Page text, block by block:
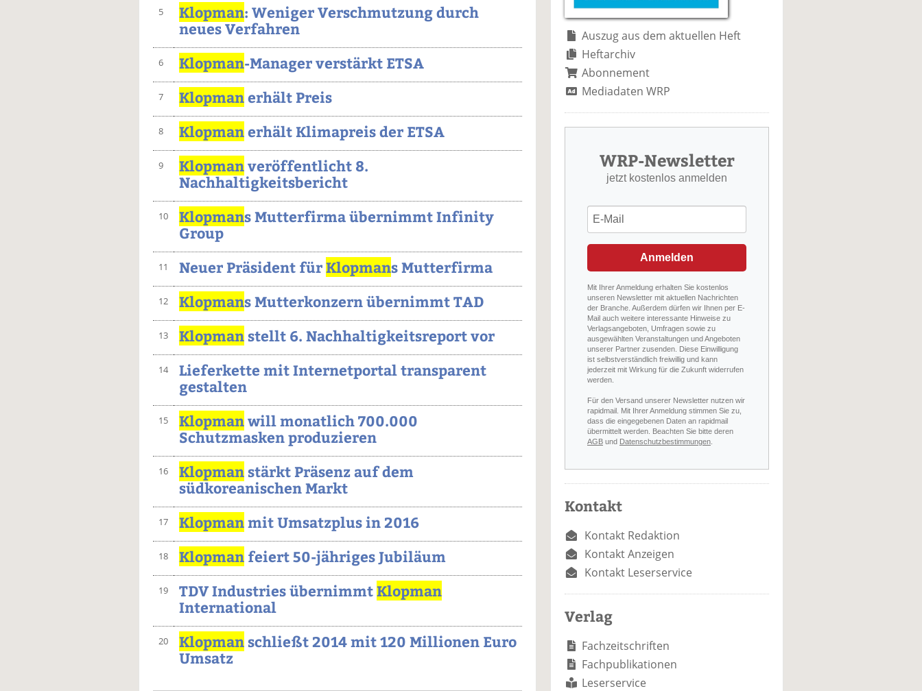
5 Klopman: Weniger Verschmutzung durch
neues Verfahren
6 Klopman-Manager verstärkt ETSA
7 Klopmanerhält Preis
8 Klopmanerhält Klimapreis der ETSA
9 Klopmanveröffentlicht 8.
Nachhaltigkeitsbericht
10 Klopmans Mutterfirma übernimmt Infinity
Group
11 Neuer Präsident fürKlopmans Mutterfirma
12 Klopmans Mutterkonzern übernimmt TAD
13 Klopmanstellt 6. Nachhaltigkeitsreport vor
14
Lieferkette mit Internetportal transparent
gestalten
15 Klopmanwill monatlich 700.000
Schutzmasken produzieren
16 Klopmanstärkt Präsenz auf dem
südkoreanischen Markt
17 Klopmanmit Umsatzplus in 2016
18 Klopman feiert 50-jähriges Jubiläum
19 TDV Industries übernimmtKlopman
International
20 Klopmanschließt 2014 mit 120 Millionen Euro
Umsatz
Auszug aus dem aktuellen Heft
Heftarchiv
Abonnement
Mediadaten WRP
WRP-Newsletter
jetzt kostenlos anmelden
Anmelden
Mit Ihrer Anmeldung erhalten Sie kostenlos
unseren Newsletter mit aktuellen Nachrichten
der Branche. Außerdem dürfen wir Ihnen per E-
Mail auch weitere interessante Hinweise zu
Verlagsangeboten, Umfragen sowie zu
ausgewählten Veranstaltungen und Angeboten
unserer Partner zusenden. Diese Einwilligung
ist selbstverständlich freiwillig und kann
jederzeit mit Wirkung für die Zukunft widerrufen
werden.
Für den Versand unserer Newsletter nutzen wir
rapidmail. Mit Ihrer Anmeldung stimmen Sie zu,
dass die eingegebenen Daten an rapidmail
übermittelt werden. Beachten Sie bitte deren
AGB und Datenschutzbestimmungen
Kontakt
Kontakt Redaktion
Kontakt Anzeigen
Kontakt Leserservice
Verlag
Fachzeitschriften
Fachpublikationen
Leserservice